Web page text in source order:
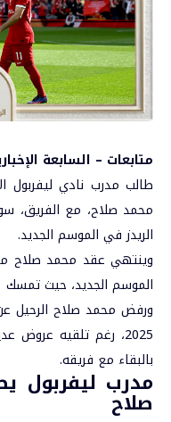
متابعات – السابعة
طالب مدرب نادي ليفربول
محمد صلاح، مع الفريق،
الريدز في الموسم الجديد.
الموسم الجديد، حيث تمسك
ورفض محمد صلاح الرحيل
2025، رغم تلقيه
بالبقاء مع فريقه.
مدرب ليفربول
صلاح